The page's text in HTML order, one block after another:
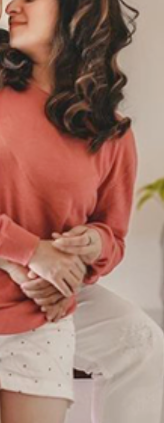
는 당연했던 섹시한 매력이 사라진 것 같고, 연인
에서 작아지는 자신을 발견합니다. 고독과 외로움
밤마다 더 선